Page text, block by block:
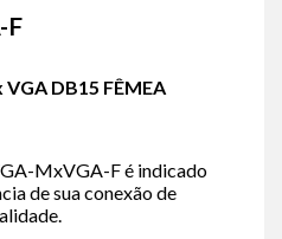
F
DB15 FÊMEA
MxVGA-F é indicado
de sua conexão de